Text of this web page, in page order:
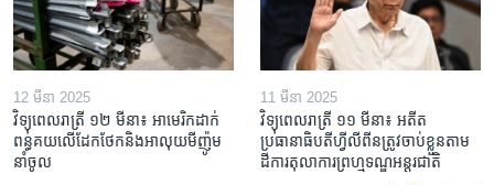
12 មីនា 2025
វិទ្យុពេលរាត្រី ១២ មីនា៖ អាមេរិក​ដាក់​
ពន្ធគយ​លើ​ដែកថែក​និង​អាលុយ​មីញ៉ូម​
នាំចូល
11 មីនា 2025
វិទ្យុពេលរាត្រី ១១ មីនា៖ អតីត​
ប្រធានាធិបតីហ្វីលីពីន​ត្រូវ​ចាប់ខ្លួនតាម
ដីការ​តុលាការ​ព្រហ្មទណ្ឌ​អន្តរជាតិ